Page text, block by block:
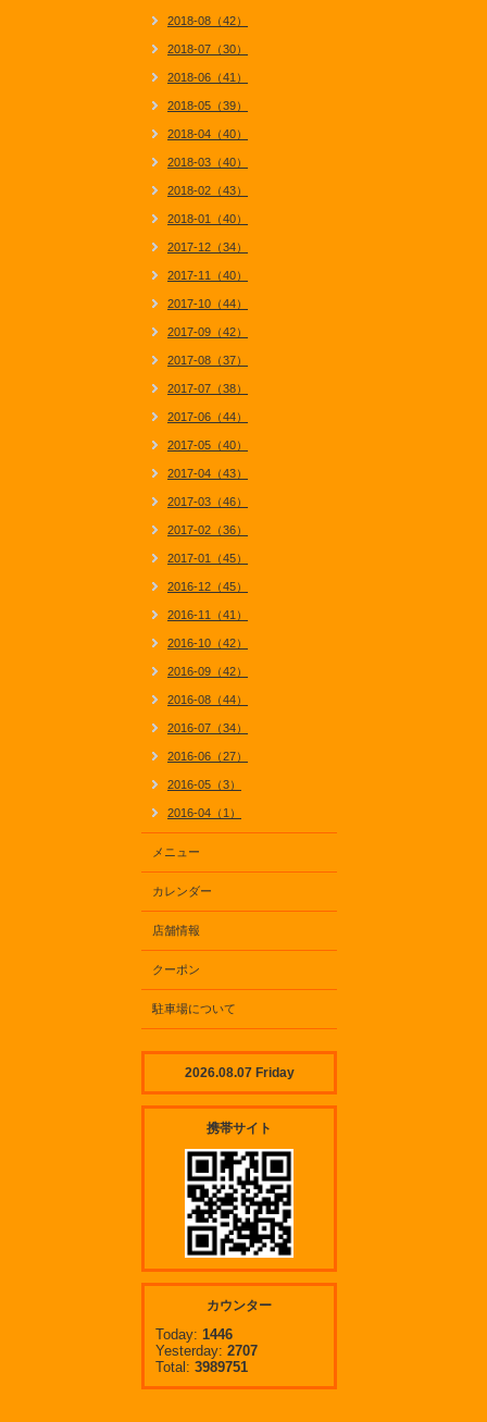
2018-08（42）
2018-07（30）
2018-06（41）
2018-05（39）
2018-04（40）
2018-03（40）
2018-02（43）
2018-01（40）
2017-12（34）
2017-11（40）
2017-10（44）
2017-09（42）
2017-08（37）
2017-07（38）
2017-06（44）
2017-05（40）
2017-04（43）
2017-03（46）
2017-02（36）
2017-01（45）
2016-12（45）
2016-11（41）
2016-10（42）
2016-09（42）
2016-08（44）
2016-07（34）
2016-06（27）
2016-05（3）
2016-04（1）
メニュー
カレンダー
店舗情報
クーポン
駐車場について
2026.08.07 Friday
携帯サイト
カウンター
Today: 1446
Yesterday: 2707
Total: 3989751